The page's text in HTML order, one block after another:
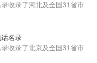
收录了河北及全国31省市
名录
收录了北京及全国31省市